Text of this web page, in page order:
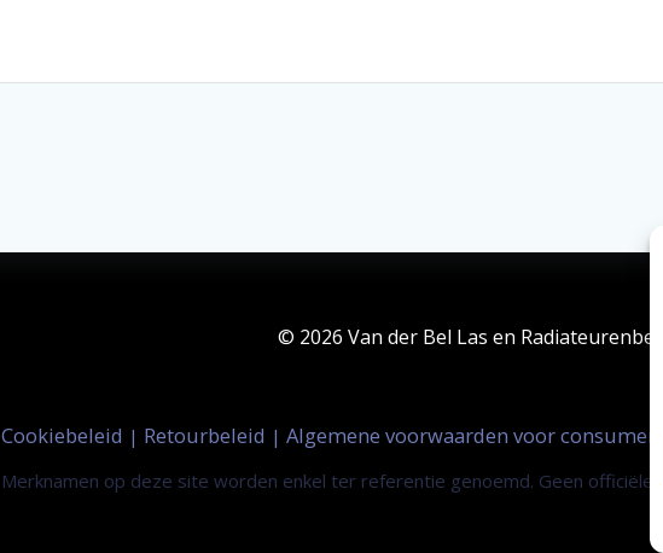
© 2026 Van der Bel Las en
Cookiebeleid | Retourbeleid | Algemene voorwaarden voor
Merknamen op deze site worden enkel ter referentie genoemd. Geen officiële